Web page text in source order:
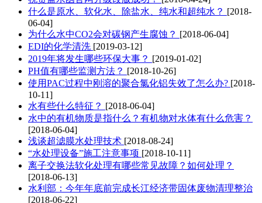
什么是原水、软化水、除盐水、纯水和超纯水？ [2018-
06-04]
为什么水中CO2会对碳钢产生腐蚀？ [2018-06-04]
EDI的化学清洗 [2019-03-12]
2019年将发生哪些环保大事？ [2019-01-02]
PH值有哪些监测方法？ [2018-10-26]
使用PAC过程中刚溶的聚合氯化铝失效了怎么办? [2018-
10-11]
水有些什么特征？ [2018-06-04]
水中的有机物质是指什么？有机物对水体有什么危害？
[2018-06-04]
浅谈超滤膜水处理技术 [2018-08-24]
“水处理设备”施工注意事项 [2018-10-11]
离子交换法软化处理有哪些常见故障？如何处理？
[2018-06-13]
水利部：今年年底前完成长江经济带固体废物清理整治
[2018-06-22]